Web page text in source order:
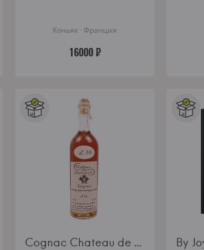
Коньяк · Франция
16000 ₽
Cognac Chateau de Montifaud 30 Years Old